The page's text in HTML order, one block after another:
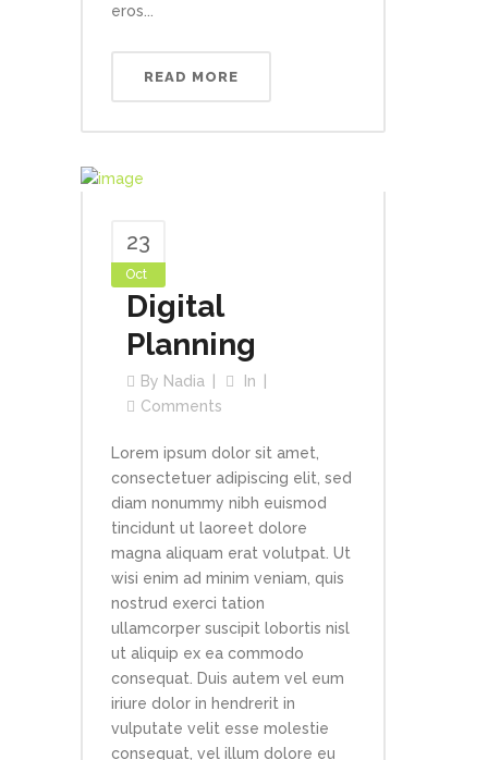
eros...
READ MORE
23
Oct
Digital
Planning
By Nadia
In
Comments
Lorem ipsum dolor sit amet,
consectetuer adipiscing elit, sed
diam nonummy nibh euismod
tincidunt ut laoreet dolore
magna aliquam erat volutpat. Ut
wisi enim ad minim veniam, quis
nostrud exerci tation
ullamcorper suscipit lobortis nisl
ut aliquip ex ea commodo
consequat. Duis autem vel eum
iriure dolor in hendrerit in
vulputate velit esse molestie
consequat, vel illum dolore eu